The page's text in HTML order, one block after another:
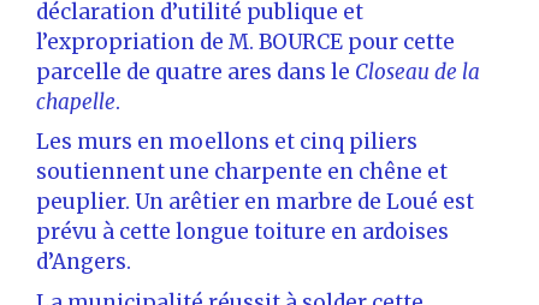
déclaration d’utilité publique et
l’expropriation de M. BOURCE pour cette
parcelle de quatre ares dans le Closeau de la
chapelle.
Les murs en moellons et cinq piliers
soutiennent une charpente en chêne et
peuplier. Un arêtier en marbre de Loué est
prévu à cette longue toiture en ardoises
d’Angers.